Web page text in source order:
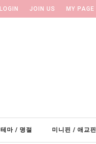
LOGIN JOIN US MY PAGE
테마 / 명절 미니핀 / 애교핀